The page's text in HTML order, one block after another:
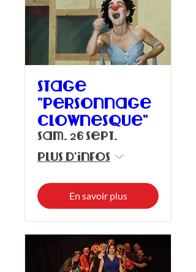
Stage
"personnage
clownesque"
sam. 26 sept.
Plus d'infos
En savoir plus